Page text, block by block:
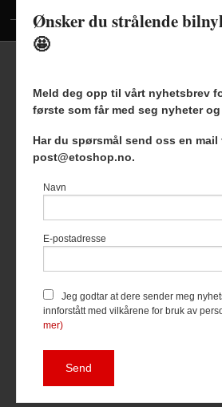
Frakt Kjøpsbetingelser
Nyhetsbrev
Foretaksregisteret
du får en bedre
bruker cookies
hva du har puttet i
din. Fortsett å bruke
mer
Ønsker du strålende
🤩
Meld deg opp til vårt nyhetsbrev
første som får med seg nyheter
Har du spørsmål send oss en mail
post@etoshop.no.
Navn
E-postadresse
Jeg godtar at dere sender meg
innforstått med vilkårene for bruk av
mer)